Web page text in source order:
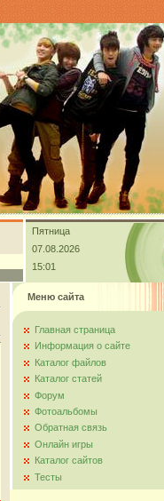
Пятница
07.08.2026
15:01
Меню сайта
Главная страница
Информация о сайте
Каталог файлов
Каталог статей
Форум
Фотоальбомы
Обратная связь
Онлайн игры
Каталог сайтов
Тесты